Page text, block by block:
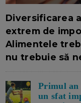
Diversificarea
extrem de
Alimentele
nu trebuie să
Primul an
un sfat